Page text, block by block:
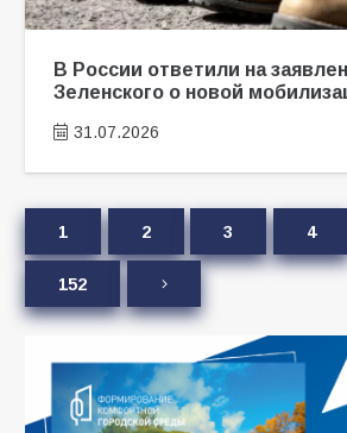
В России ответили на
Зеленского о новой
31.07.2026
1 2 3 4
152